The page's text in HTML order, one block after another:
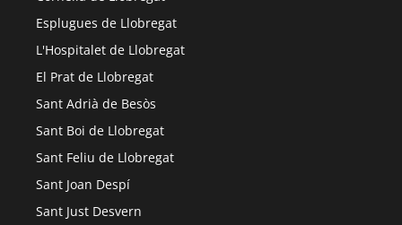
Esplugues de Llobregat
L'Hospitalet de Llobregat
El Prat de Llobregat
Sant Adrià de Besòs
Sant Boi de Llobregat
Sant Feliu de Llobregat
Sant Joan Despí
Sant Just Desvern